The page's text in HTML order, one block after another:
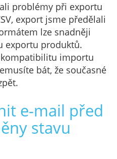
problémy při exportu
export jsme předělali
lze snadněji
exportu produktů.
importu
bát, že současné
e-mail před
stavu